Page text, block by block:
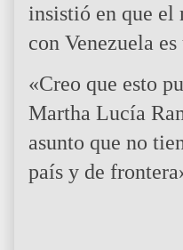
insistió en que el
con Venezuela
«Creo que esto
Martha Lucía
asunto que no
país y de